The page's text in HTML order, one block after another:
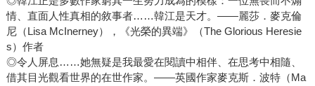
情、直面人性真相的敘事者……韓江是天才。――麗莎．麥克倫
尼（Lisa McInerney），《光榮的異端》（The Glorious Heresie
s）作者
◎令人屏息……她無疑是我最愛在閱讀中相伴、在思考中相隨、
借其目光觀看世界的在世作家。――英國作家麥克斯．波特（Ma